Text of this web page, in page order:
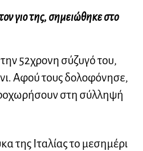
γιο της, σημειώθηκε στο
52χρονη σύζυγό του,
Αφού τους δολοφόνησε,
στη σύλληψή
της Ιταλίας το μεσημέρι